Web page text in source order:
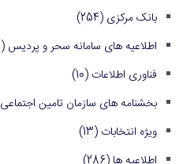
بانک مرکزی (254)
اطلاعیه های سامانه سحر و پردیس (18)
فناوری اطلاعات (10)
بخشنامه های سازمان تامین اجتماعی
ویژه انتخابات (13)